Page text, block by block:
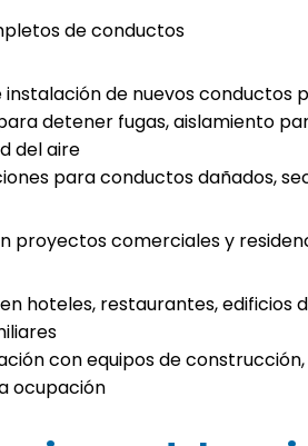
de conductos
instalación de nuevos conductos
detener fugas, aislamiento
del aire
para conductos dañados,
proyectos comerciales y
hoteles, restaurantes, edificios
con equipos de
ocupación